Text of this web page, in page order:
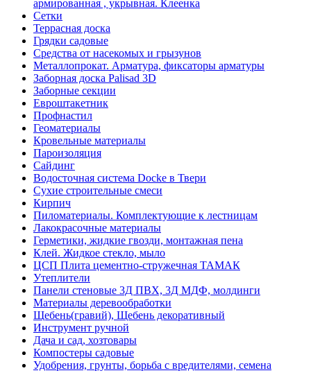
армированная , укрывная. Клеенка
Сетки
Террасная доска
Грядки садовые
Средства от насекомых и грызунов
Металлопрокат. Арматура, фиксаторы арматуры
Заборная доска Palisad 3D
Заборные секции
Евроштакетник
Профнастил
Геоматериалы
Кровельные материалы
Пароизоляция
Сайдинг
Водосточная система Docke в Твери
Сухие строительные смеси
Кирпич
Пиломатериалы. Комплектующие к лестницам
Лакокрасочные материалы
Герметики, жидкие гвозди, монтажная пена
Клей. Жидкое стекло, мыло
ЦСП Плита цементно-стружечная ТАМАК
Утеплители
Панели стеновые 3Д ПВХ, 3Д МДФ, молдинги
Материалы деревообработки
Щебень(гравий), Щебень декоративный
Инструмент ручной
Дача и сад, хозтовары
Компостеры садовые
Удобрения, грунты, борьба с вредителями, семена